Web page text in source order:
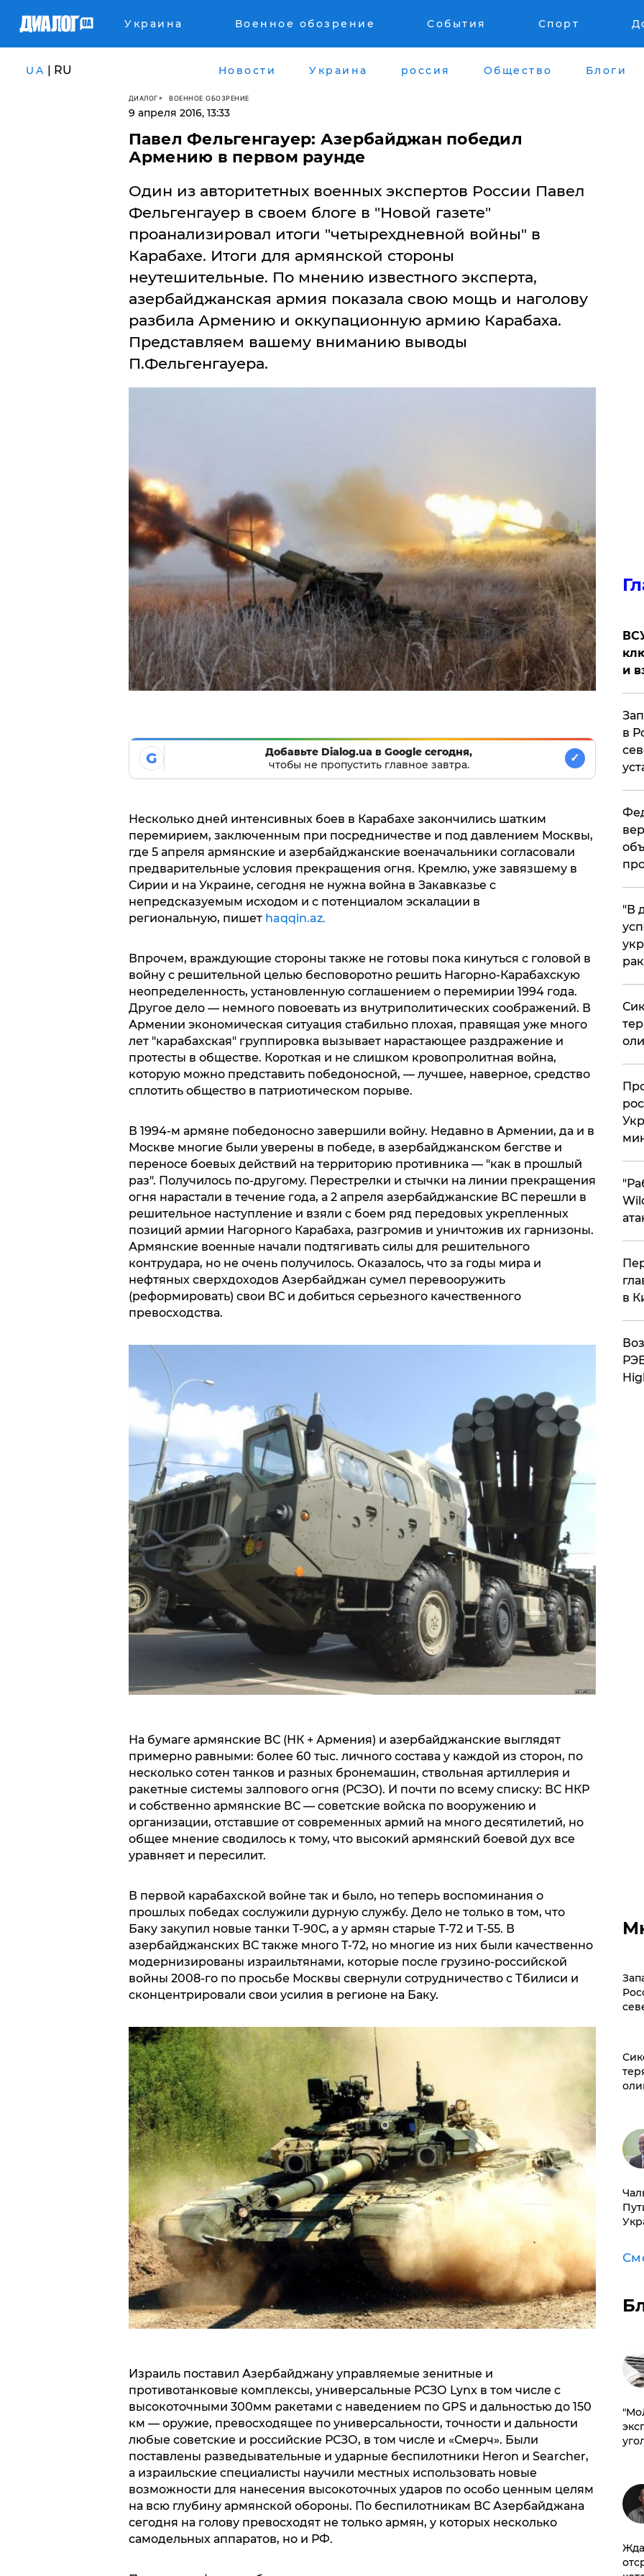
Украина Военное обозрение События Спорт
UA | RU Новости Украина россия Общество Блоги
ДИАЛОГ ВОЕННОЕ ОБОЗРЕНИЕ
9 апреля 2016, 13:33
Павел Фельгенгауер: Азербайджан победил
Армению в первом раунде
Один из авторитетных военных экспертов России Павел
Фельгенгауер в своем блоге в "Новой газете"
проанализировал итоги "четырехдневной войны" в
Карабахе. Итоги для армянской стороны
неутешительные. По мнению известного эксперта,
азербайджанская армия показала свою мощь и наголову
разбила Армению и оккупационную армию Карабаха.
Представляем вашему вниманию выводы
П.Фельгенгауера.
G
Добавьте Dialog.ua в Google сегодня,
чтобы не пропустить главное завтра.
✓
Несколько дней интенсивных боев в Карабахе закончились шатким
перемирием, заключенным при посредничестве и под давлением Москвы,
где 5 апреля армянские и азербайджанские военачальники согласовали
предварительные условия прекращения огня. Кремлю, уже завязшему в
Сирии и на Украине, сегодня не нужна война в Закавказье с
непредсказуемым исходом и с потенциалом эскалации в
региональную, пишет haqqin.az.
Впрочем, враждующие стороны также не готовы пока кинуться с головой в
войну с решительной целью бесповоротно решить Нагорно-Карабахскую
неопределенность, установленную соглашением о перемирии 1994 года.
Другое дело — немного повоевать из внутриполитических соображений. В
Армении экономическая ситуация стабильно плохая, правящая уже много
лет "карабахская" группировка вызывает нарастающее раздражение и
протесты в обществе. Короткая и не слишком кровопролитная война,
которую можно представить победоносной, — лучшее, наверное, средство
сплотить общество в патриотическом порыве.
В 1994-м армяне победоносно завершили войну. Недавно в Армении, да и в
Москве многие были уверены в победе, в азербайджанском бегстве и
переносе боевых действий на территорию противника — "как в прошлый
раз". Получилось по-другому. Перестрелки и стычки на линии прекращения
огня нарастали в течение года, а 2 апреля азербайджанские ВС перешли в
решительное наступление и взяли с боем ряд передовых укрепленных
позиций армии Нагорного Карабаха, разгромив и уничтожив их гарнизоны.
Армянские военные начали подтягивать силы для решительного
контрудара, но не очень получилось. Оказалось, что за годы мира и
нефтяных сверхдоходов Азербайджан сумел перевооружить
(реформировать) свои ВС и добиться серьезного качественного
превосходства.
На бумаге армянские ВС (НК + Армения) и азербайджанские выглядят
примерно равными: более 60 тыс. личного состава у каждой из сторон, по
несколько сотен танков и разных бронемашин, ствольная артиллерия и
ракетные системы залпового огня (РСЗО). И почти по всему списку: ВС НКР
и собственно армянские ВС — советские войска по вооружению и
организации, отставшие от современных армий на много десятилетий, но
общее мнение сводилось к тому, что высокий армянский боевой дух все
уравняет и пересилит.
В первой карабахской войне так и было, но теперь воспоминания о
прошлых победах сослужили дурную службу. Дело не только в том, что
Баку закупил новые танки Т-90С, а у армян старые Т-72 и Т-55. В
азербайджанских ВС также много Т-72, но многие из них были качественно
модернизированы израильтянами, которые после грузино-российской
войны 2008-го по просьбе Москвы свернули сотрудничество с Тбилиси и
сконцентрировали свои усилия в регионе на Баку.
Израиль поставил Азербайджану управляемые зенитные и
противотанковые комплексы, универсальные РСЗО Lynx в том числе с
высокоточными 300мм ракетами с наведением по GPS и дальностью до 150
км — оружие, превосходящее по универсальности, точности и дальности
любые советские и российские РСЗО, в том числе и «Смерч». Были
поставлены разведывательные и ударные беспилотники Heron и Searcher,
а израильские специалисты научили местных использовать новые
возможности для нанесения высокоточных ударов по особо ценным целям
на всю глубину армянской обороны. По беспилотникам ВС Азербайджана
сегодня на голову превосходят не только армян, у которых несколько
самодельных аппаратов, но и РФ.
и
в
​"В
в